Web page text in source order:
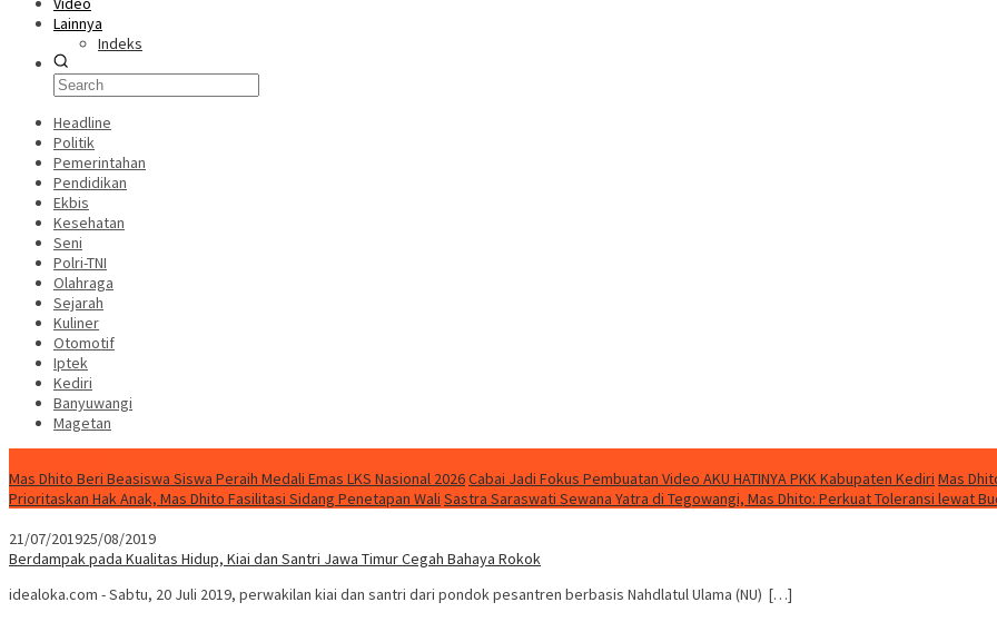
Lainnya
Indeks
Headline
Politik
Pemerintahan
Pendidikan
Ekbis
Kesehatan
Seni
Polri-TNI
Olahraga
Sejarah
Kuliner
Otomotif
Iptek
Kediri
Banyuwangi
Magetan
Mas Dhito Beri Beasiswa Siswa Peraih Medali Emas LKS Nasional 2026Cabai Jadi Fokus Pembuatan Video AKU HATINYA PKK Kabupaten Kediri Mas
Prioritaskan Hak Anak, Mas Dhito Fasilitasi Sidang Penetapan Wali Sastra Saraswati Sewana Yatra di Tegowangi, Mas Dhito: Perkuat Toleransi lewat
21/07/201925/08/2019
Berdampak pada Kualitas Hidup, Kiai dan Santri Jawa Timur Cegah Bahaya Rokok
idealoka.com - Sabtu, 20 Juli 2019, perwakilan kiai dan santri dari pondok pesantren berbasis Nahdlatul Ulama (NU) […]